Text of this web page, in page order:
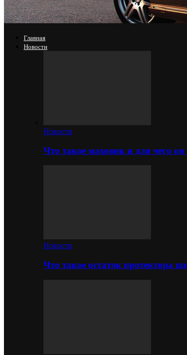
Главная
Новости
Новости
Что такое маховик и для чего
Новости
Что такое остаток протектора